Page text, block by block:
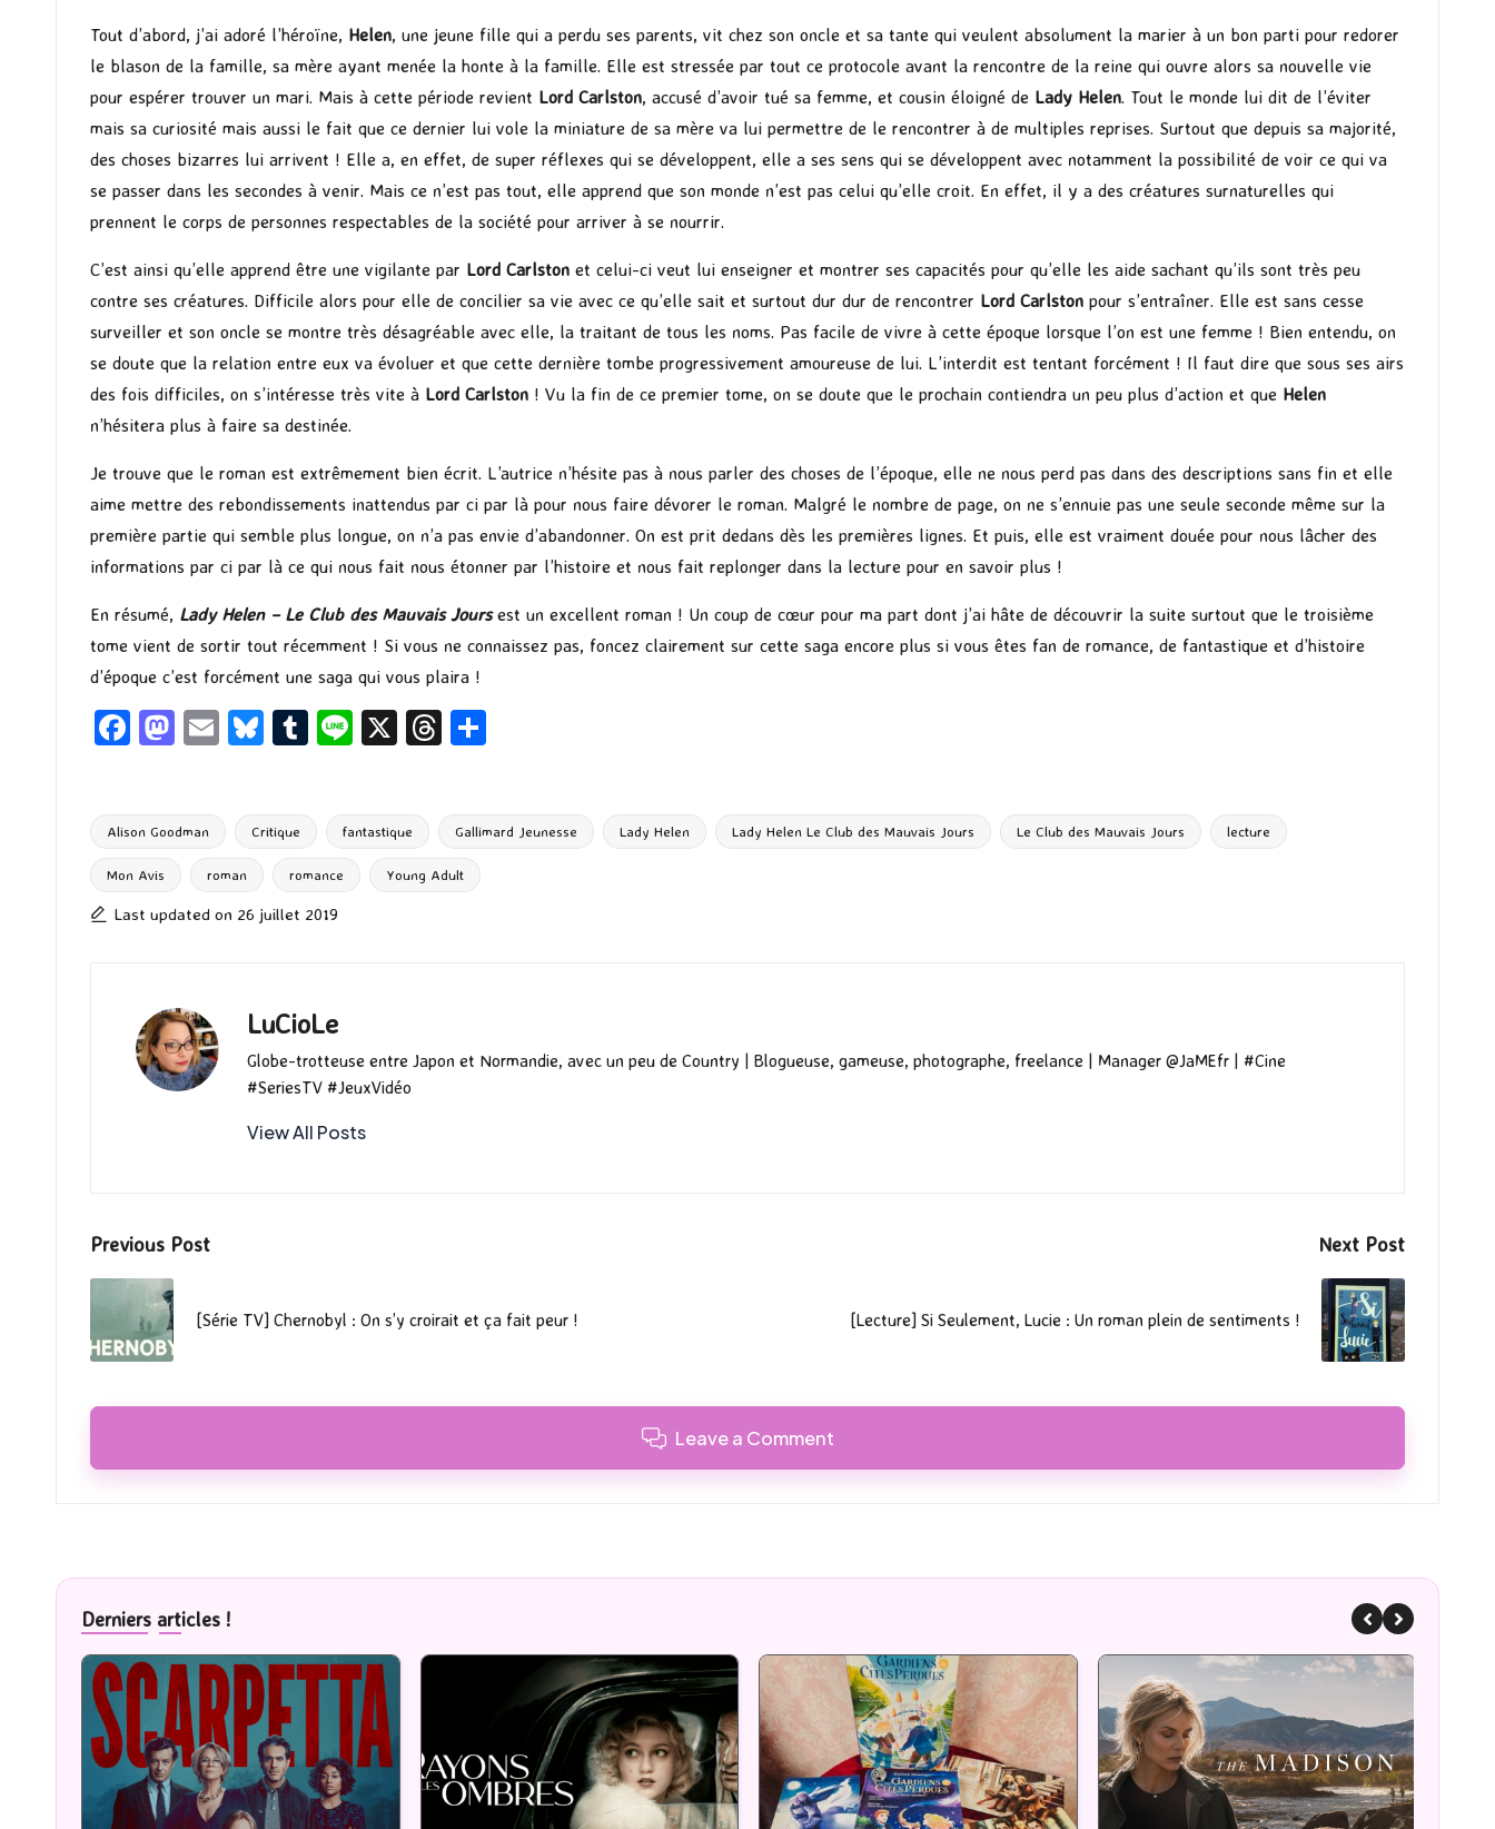
Tout d’abord, j’ai adoré l’héroïne, Helen, une jeune fille qui a perdu ses parents, vit chez son oncle et sa tante qui veulent absolument la marier à un bon parti pour redorer
le blason de la famille, sa mère ayant menée la honte à la famille. Elle est stressée par tout ce protocole avant la rencontre de la reine qui ouvre alors sa nouvelle vie
pour espérer trouver un mari. Mais à cette période revient Lord Carlston, accusé d’avoir tué sa femme, et cousin éloigné de Lady Helen. Tout le monde lui dit de l’éviter
mais sa curiosité mais aussi le fait que ce dernier lui vole la miniature de sa mère va lui permettre de le rencontrer à de multiples reprises. Surtout que depuis sa majorité,
des choses bizarres lui arrivent ! Elle a, en effet, de super réflexes qui se développent, elle a ses sens qui se développent avec notamment la possibilité de voir ce qui va
se passer dans les secondes à venir. Mais ce n’est pas tout, elle apprend que son monde n’est pas celui qu’elle croit. En effet, il y a des créatures surnaturelles qui
prennent le corps de personnes respectables de la société pour arriver à se nourrir.
C’est ainsi qu’elle apprend être une vigilante par Lord Carlston et celui-ci veut lui enseigner et montrer ses capacités pour qu’elle les aide sachant qu’ils sont très peu
contre ses créatures. Difficile alors pour elle de concilier sa vie avec ce qu’elle sait et surtout dur dur de rencontrer Lord Carlston pour s’entraîner. Elle est sans cesse
surveiller et son oncle se montre très désagréable avec elle, la traitant de tous les noms. Pas facile de vivre à cette époque lorsque l’on est une femme ! Bien entendu, on
se doute que la relation entre eux va évoluer et que cette dernière tombe progressivement amoureuse de lui. L’interdit est tentant forcément ! Il faut dire que sous ses airs
des fois difficiles, on s’intéresse très vite à Lord Carlston ! Vu la fin de ce premier tome, on se doute que le prochain contiendra un peu plus d’action et que Helen
n’hésitera plus à faire sa destinée.
Je trouve que le roman est extrêmement bien écrit. L’autrice n’hésite pas à nous parler des choses de l’époque, elle ne nous perd pas dans des descriptions sans fin et elle
aime mettre des rebondissements inattendus par ci par là pour nous faire dévorer le roman. Malgré le nombre de page, on ne s’ennuie pas une seule seconde même sur la
première partie qui semble plus longue, on n’a pas envie d’abandonner. On est prit dedans dès les premières lignes. Et puis, elle est vraiment douée pour nous lâcher des
informations par ci par là ce qui nous fait nous étonner par l’histoire et nous fait replonger dans la lecture pour en savoir plus !
En résumé, Lady Helen – Le Club des Mauvais Joursest un excellent roman ! Un coup de cœur pour ma part dont j’ai hâte de découvrir la suite surtout que le troisième
tome vient de sortir tout récemment ! Si vous ne connaissez pas, foncez clairement sur cette saga encore plus si vous êtes fan de romance, de fantastique et d’histoire
d’époque c’est forcément une saga qui vous plaira !
Fa
o
o
k
M
d
o
n
E
l
Bl
ky
T
bl
r
Li X
T
ds g
Tags:
Alison Goodman Critique fantastique Gallimard Jeunesse Lady Helen Lady Helen Le Club des Mauvais Jours Le Club des Mauvais Jours lecture
Mon Avis roman romance Young Adult
Last updated on 26 juillet 2019
LuCioLe
Globe-trotteuse entre Japon et Normandie, avec un peu de Country | Blogueuse, gameuse, photographe, freelance | Manager @JaMEfr | #Cine
#SeriesTV #JeuxVidéo
View All Posts
Post
navigation
Previous Post
[Série TV] Chernobyl : On s’y croirait et ça fait peur !
Next Post
[Lecture] Si Seulement, Lucie : Un roman plein de sentiments !
Leave a Comment
Derniers articles !